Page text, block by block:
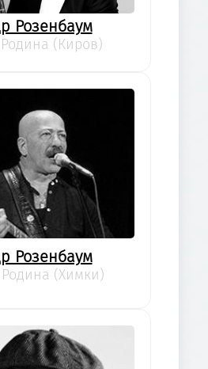
Розенбаум
(Киров)
Розенбаум
(Химки)